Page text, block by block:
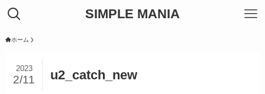
SIMPLE MANIA
ホーム
u2_catch_new
2023
2/11